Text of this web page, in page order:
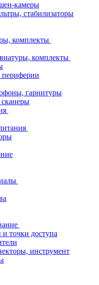
камеры
стабилизаторы
комплекты
комплекты
гарнитуры
точки доступа
инструмент